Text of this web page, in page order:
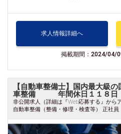
求人情報詳細へ
掲載期間：2024/04/
【自動車整備士】国内最大級
車整備 年間休日１１８日
非公開求人（詳細は『Web応募する』から
自動車整備（整備・修理・検査等） 正社員